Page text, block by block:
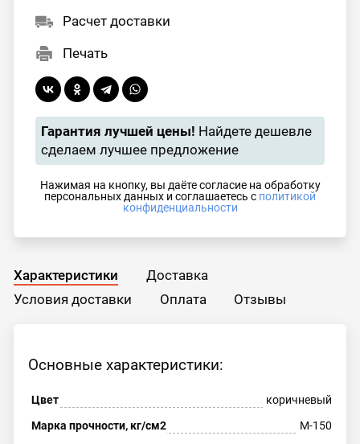
Расчет доставки
Печать
Гарантия лучшей цены! Найдете дешевле
сделаем лучшее предложение
Нажимая на кнопку, вы даёте согласие на обработку
персональных данных и соглашаетесь с политикой
конфиденциальности
Характеристики
Доставка
Условия доставки
Оплата Отзывы
Основные характеристики:
Цвет
коричневый
Марка прочности, кг/см2
М-150